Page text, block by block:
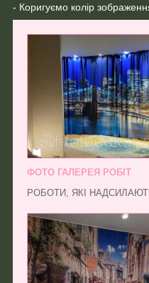
- Коригуємо колір
ФОТО ГАЛЕРЕЯ РОБІТ
РОБОТИ, ЯКІ